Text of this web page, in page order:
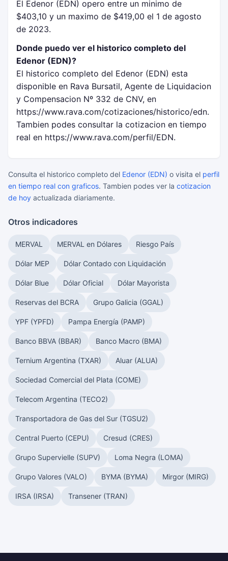
El Edenor (EDN) opero entre un minimo de
$403,10 y un maximo de $419,00 el 1 de agosto
de 2023.
Donde puedo ver el historico completo del
Edenor (EDN)?
El historico completo del Edenor (EDN) esta
disponible en Rava Bursatil, Agente de Liquidacion
y Compensacion Nº 332 de CNV, en
https://www.rava.com/cotizaciones/historico/edn.
Tambien podes consultar la cotizacion en tiempo
real en https://www.rava.com/perfil/EDN.
Consulta el historico completo del Edenor (EDN) o visita el perfil
en tiempo real con graficos. Tambien podes ver la cotizacion
de hoy actualizada diariamente.
Otros indicadores
MERVAL MERVAL en Dólares Riesgo País
Dólar MEP Dólar Contado con Liquidación
Dólar Blue Dólar Oficial Dólar Mayorista
Reservas del BCRA Grupo Galicia (GGAL)
YPF (YPFD) Pampa Energía (PAMP)
Banco BBVA (BBAR) Banco Macro (BMA)
Ternium Argentina (TXAR) Aluar (ALUA)
Sociedad Comercial del Plata (COME)
Telecom Argentina (TECO2)
Transportadora de Gas del Sur (TGSU2)
Central Puerto (CEPU) Cresud (CRES)
Grupo Supervielle (SUPV) Loma Negra (LOMA)
Grupo Valores (VALO) BYMA (BYMA) Mirgor (MIRG)
IRSA (IRSA) Transener (TRAN)